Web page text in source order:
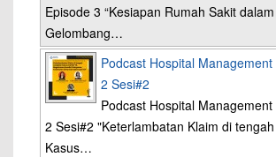
Episode 3 “Kesiapan Rumah Sakit
Gelombang…
Podcast Hospital
2 Sesi#2
Podcast Hospital
2 Sesi#2 "Keterlambatan Klaim di
Kasus…